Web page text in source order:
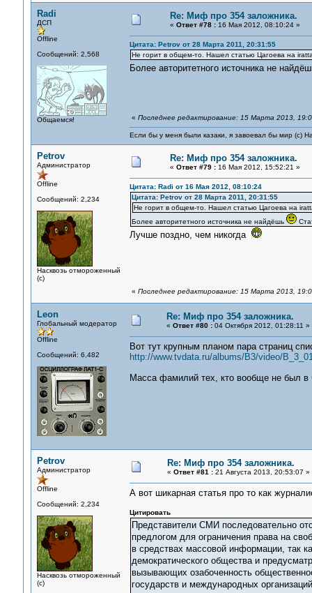
Radi
ДСП
Offline
Сообщений: 2,568
Общаемся!
Re: Миф про 354 заложника.
« Ответ #78 :16 Мая 2012, 08:10:24 »
Цитата: Petrov от 28 Марта 2011, 20:31:55
Не горит в общем-то. Нашел статью Цагоева на
Более авторитетного источника не
« Последнее редактирование: 15 Марта 2013,
Если бы у меня были казаки, я завоевал бы мир (с)
Petrov
Администратор
Offline
Сообщений: 2,234
Насквозь отмороженный
(с)
Re: Миф про 354 заложника.
« Ответ #79 :16 Мая 2012, 15:52:21 »
Цитата: Radi от 16 Мая 2012, 08:10:24
Цитата: Petrov от 28 Марта 2011, 20:31:55
Не горит в общем-то. Нашел статью Цагоева на
Более авторитетного источника не найдёшь
Лучше поздно, чем никогда
« Последнее редактирование: 15 Марта 2013,
Leon
Глобальный модератор
Offline
Сообщений: 6,482
Re: Миф про 354 заложника.
« Ответ #80 :04 Октября 2012, 01:28:11 »
Вот тут крупным планом пара страниц
http://www.tvdata.ru/albums/B3/video/
Масса фамилий тех, кто вообще не был в
Petrov
Администратор
Offline
Сообщений: 2,234
Насквозь отмороженный
(с)
Re: Миф про 354 заложника.
« Ответ #81 :21 Августа 2013, 20:53:07 »
А вот шикарная статья про то как
Цитировать
Представители СМИ последовательно
предлогом для ограничения права на
в средствах массовой информации, так
демократического общества и
вызывающих озабоченность
государств и международных